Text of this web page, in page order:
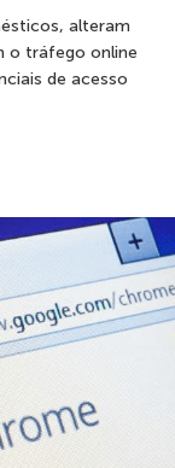
alteram
o tráfego online
de acesso